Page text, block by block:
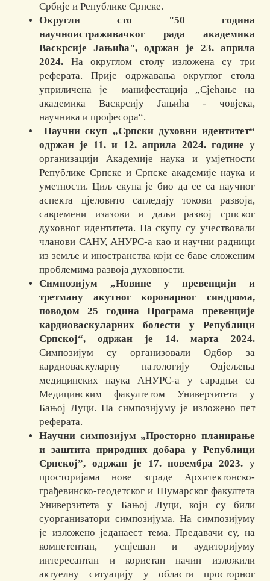
Србије и Републике Српске.
Округли сто "50 година
научноистраживачког рада академика
Васкрсије Јањића",одржан је 23. априла
2024. На округлом столу изложена су три
реферата. Прије одржавања округлог стола
уприличена је манифестација „Сјећање на
академика Васкрсију Јањића - човјека,
научника и професора“.
Научни скуп „Српски духовни идентитет“
одржан је 11. и 12. априла 2024. године у
организацији Академије наука и умјетности
Републике Српске и Српске академије наука и
уметности. Циљ скупа је био да се са научног
аспекта цјеловито сагледају токови развоја,
савремени изазови и даљи развој српског
духовног идентитета. На скупу су учествовали
чланови САНУ, АНУРС-а као и научни радници
из земље и иностранства који се баве сложеним
проблемима развоја духовности.
Симпозијум „Новине у превенцији и
третману акутног коронарног синдрома,
поводом 25 година Програма превенције
кардиоваскуларних болести у Републици
Српској“, одржан је 14. марта 2024.
Симпозијум су организовали Одбор за
кардиоваскуларну патологију Одјељења
медицинских наука АНУРС-а у сарадњи са
Медицинским факултетом Универзитета у
Бањој Луци. На симпозијуму је изложено пет
реферата.
Научни симпозијум „Просторно планирање
и заштита природних добара у Републици
Српској”, одржан је 17. новембра 2023. у
просториjaма нове зграде Архитектонско-
грађевинско-геодетског и Шумарског факултета
Универзитета у Бањој Луци, који су били
суорганизатори симпозијума. На симпозијуму
је изложено једанаест тема. Предавачи су, на
компетентан, успјешан и аудиторијуму
интересантан и користан начин изложили
актуелну ситуацију у области просторног